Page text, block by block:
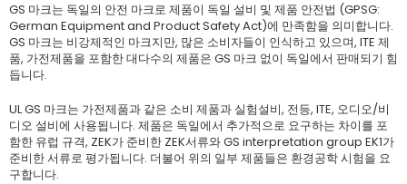
GS 마크는 독일의 안전 마크로 제품이 독일 설비 및 제품 안전법 (GPSG:
German Equipment and Product Safety Act)에 만족함을 의미합니다.
GS 마크는 비강제적인 마크지만, 많은 소비자들이 인식하고 있으며, ITE 제
품, 가전제품을 포함한 대다수의 제품은 GS 마크 없이 독일에서 판매되기 힘
듭니다.
UL GS 마크는 가전제품과 같은 소비 제품과 실험설비, 전등, ITE, 오디오/비
디오 설비에 사용됩니다. 제품은 독일에서 추가적으로 요구하는 차이를 포
함한 유럽 규격, ZEK가 준비한 ZEK서류와 GS interpretation group EK1가
준비한 서류로 평가됩니다. 더불어 위의 일부 제품들은 환경공학 시험을 요
구합니다.